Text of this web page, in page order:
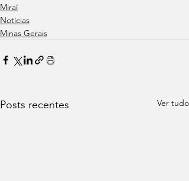
Miraí
Notícias
Minas Gerais
Posts recentes Ver tudo